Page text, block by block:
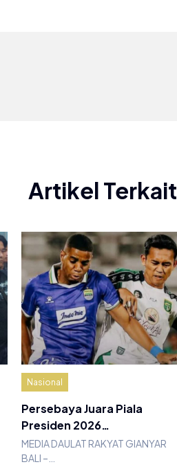
Artikel Terkait
Nasional
Persebaya Juara Piala
Presiden 2026…
MEDIA DAULAT RAKYAT GIANYAR
BALI –…